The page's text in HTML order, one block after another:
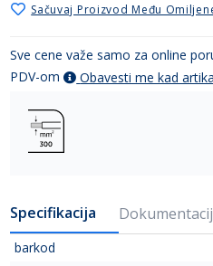
Sačuvaj Proizvod Među
Sve cene važe samo za online
PDV-om
Obavesti me kad
Specifikacija
barkod